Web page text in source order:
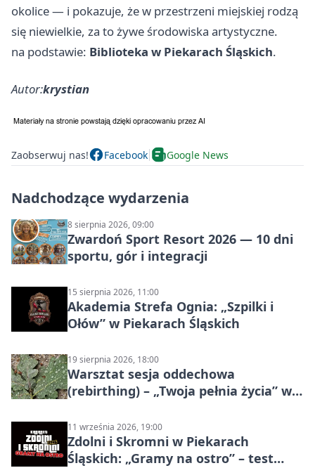
okolice — i pokazuje, że w przestrzeni miejskiej rodzą
się niewielkie, za to żywe środowiska artystyczne.
na podstawie: Biblioteka w Piekarach Śląskich.
Autor:krystian
Zaobserwuj nas! Facebook Google News
Nadchodzące wydarzenia
8 sierpnia 2026, 09:00
Zwardoń Sport Resort 2026 — 10 dni
sportu, gór i integracji
15 sierpnia 2026, 11:00
Akademia Strefa Ognia: „Szpilki i
Ołów” w Piekarach Śląskich
19 sierpnia 2026, 18:00
Warsztat sesja oddechowa
(rebirthing) – „Twoja pełnia życia” w
11 września 2026, 19:00
Zdolni i Skromni w Piekarach
Śląskich: „Gramy na ostro” – test